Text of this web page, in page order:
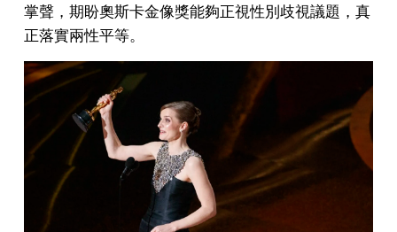
掌聲，期盼奧斯卡金像獎能夠正視性別歧視議題，真
正落實兩性平等。